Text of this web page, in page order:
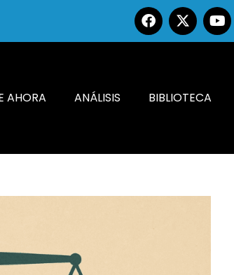
AHORA ANÁLISIS BIBLIOTECA